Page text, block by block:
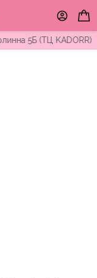
5Б (ТЦ KADORR) ∘